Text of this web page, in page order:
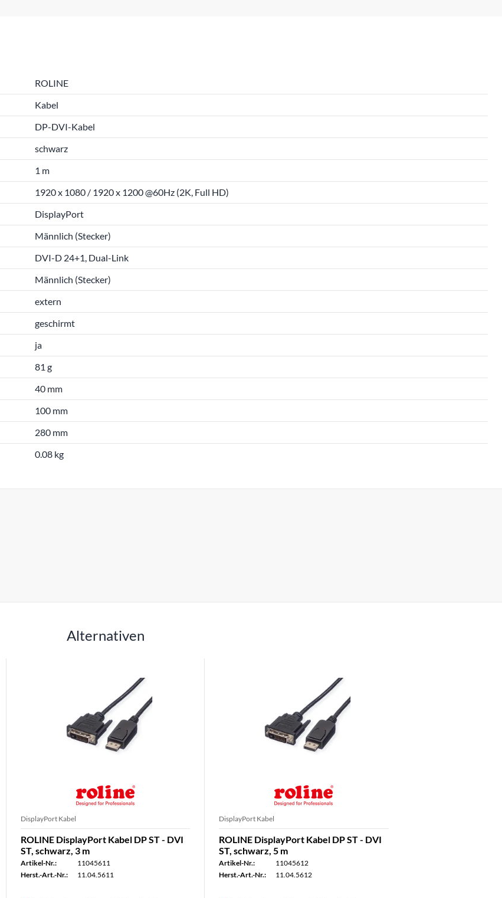
ROLINE
Kabel
DP-DVI-Kabel
schwarz
1 m
1920 x 1080 / 1920 x 1200 @60Hz (2K, Full HD)
DisplayPort
Männlich (Stecker)
DVI-D 24+1, Dual-Link
Männlich (Stecker)
extern
geschirmt
ja
81 g
40 mm
100 mm
280 mm
0.08 kg
Alternativen
DisplayPort Kabel
ROLINE DisplayPort Kabel DP ST - DVI
ST, schwarz, 3 m
Artikel-Nr.:
11045611
Herst.-Art.-Nr.:
11.04.5611
DisplayPort Kabel
ROLINE DisplayPort Kabel DP ST - DVI
ST, schwarz, 5 m
Artikel-Nr.:
11045612
Herst.-Art.-Nr.:
11.04.5612